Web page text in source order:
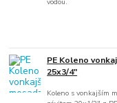
PE Koleno
25x3/4"
Koleno s vonkajším